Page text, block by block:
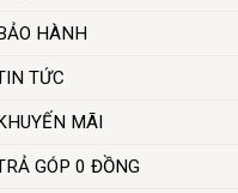
HÀNH
TỨC
MÃI
GÓP 0 ĐỒNG